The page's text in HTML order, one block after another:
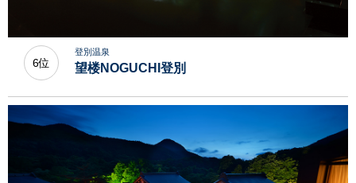
6位
登別温泉
望楼NOGUCHI登別